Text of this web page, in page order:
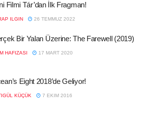
Filmi Tár’dan İlk Fragman!
ILGIN 26 TEMMUZ 2022
Bir Yalan Üzerine: The Farewell (2019)
HAFIZASI 17 MART 2020
Eight 2018’de Geliyor!
KÜÇÜK 7 EKIM 2016